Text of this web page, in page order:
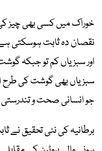
خوراک میں کسی بھی چیز
نقصان دہ ثابت ہوسکتی
اور سبزیاں کم تو جبکہ
سبزیاں بھی گوشت کی طرح
جو انسانی صحت و
برطانیہ کی نئی تحقیق